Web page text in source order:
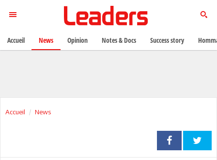
Accueil News
Accueil News Opinion Notes & Docs Success story